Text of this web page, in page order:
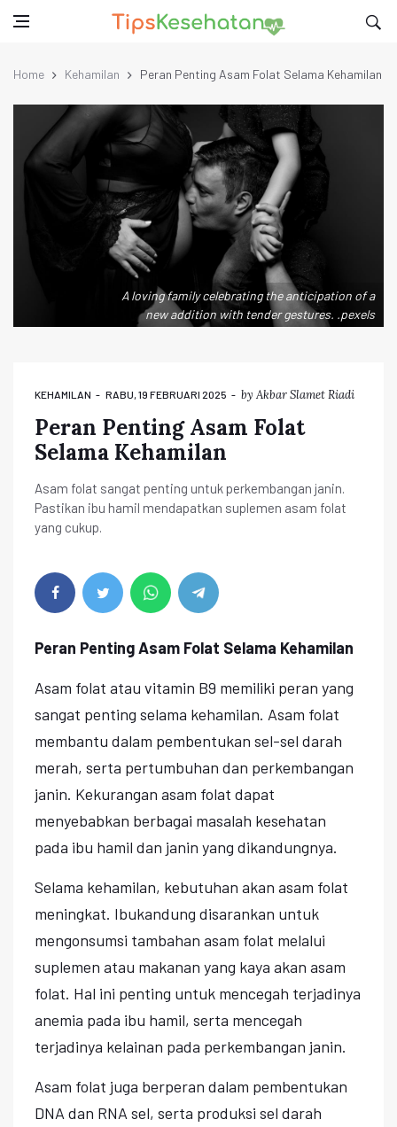
Home Kehamilan Peran Penting Asam Folat Selama Kehamilan
A loving family celebrating the anticipation of a
new addition with tender gestures. .pexels
KEHAMILAN RABU, 19 FEBRUARI 2025 by Akbar Slamet Riadi
Peran Penting Asam Folat
Selama Kehamilan
Asam folat sangat penting untuk perkembangan janin.
Pastikan ibu hamil mendapatkan suplemen asam folat
yang cukup.
Peran Penting Asam Folat Selama Kehamilan
Asam folat atau vitamin B9 memiliki peran yang
sangat penting selama kehamilan. Asam folat
membantu dalam pembentukan sel-sel darah
merah, serta pertumbuhan dan perkembangan
janin. Kekurangan asam folat dapat
menyebabkan berbagai masalah kesehatan
pada ibu hamil dan janin yang dikandungnya.
Selama kehamilan, kebutuhan akan asam folat
meningkat. Ibukandung disarankan untuk
mengonsumsi tambahan asam folat melalui
suplemen atau makanan yang kaya akan asam
folat. Hal ini penting untuk mencegah terjadinya
anemia pada ibu hamil, serta mencegah
terjadinya kelainan pada perkembangan janin.
Asam folat juga berperan dalam pembentukan
DNA dan RNA sel, serta produksi sel darah